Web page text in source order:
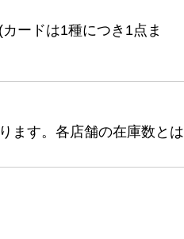
ードは1種につき1点ま
ます。各店舗の在庫数とは